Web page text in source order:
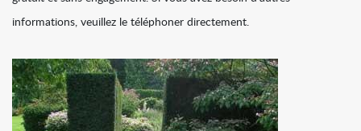
informations, veuillez le téléphoner directement.